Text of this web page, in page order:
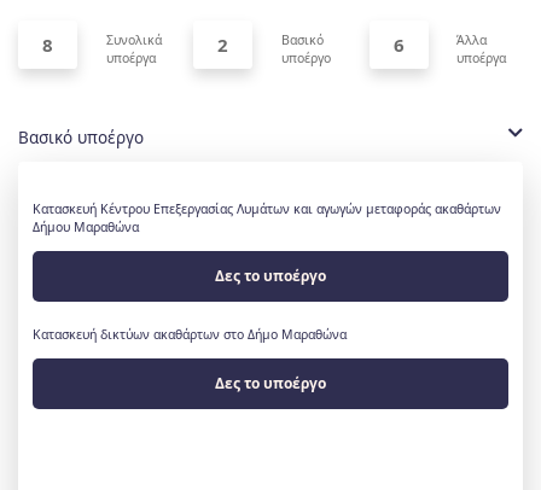
8
Συνολικά
υποέργα
2
Βασικό
υποέργο
6
Άλλα
υποέργα
Βασικό υποέργο
Κατασκευή Κέντρου Επεξεργασίας Λυμάτων και αγωγών μεταφοράς ακαθάρτων
Δήμου Μαραθώνα
Δες το υποέργο
Κατασκευή δικτύων ακαθάρτων στο Δήμο Μαραθώνα
Δες το υποέργο